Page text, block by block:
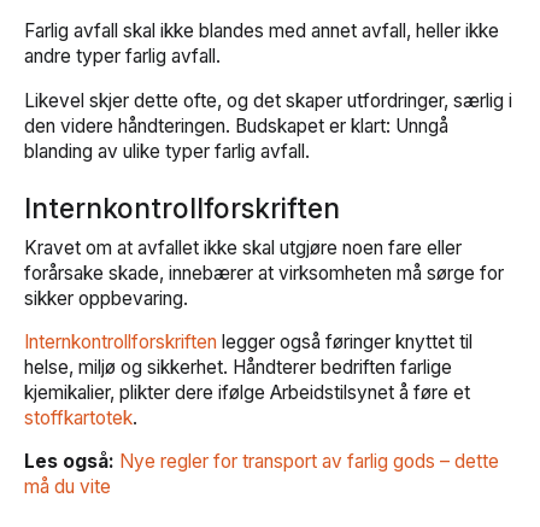
Farlig avfall skal ikke blandes med annet avfall, heller ikke
andre typer farlig avfall.
Likevel skjer dette ofte, og det skaper utfordringer, særlig i
den videre håndteringen. Budskapet er klart: Unngå
blanding av ulike typer farlig avfall.
Internkontrollforskriften
Kravet om at avfallet ikke skal utgjøre noen fare eller
forårsake skade, innebærer at virksomheten må sørge for
sikker oppbevaring.
Internkontrollforskriften legger også føringer knyttet til
helse, miljø og sikkerhet. Håndterer bedriften farlige
kjemikalier, plikter dere ifølge Arbeidstilsynet å føre et
stoffkartotek.
Les også: Nye regler for transport av farlig gods – dette
må du vite